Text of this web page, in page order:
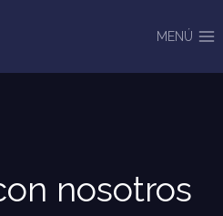
MENÚ
nosotros